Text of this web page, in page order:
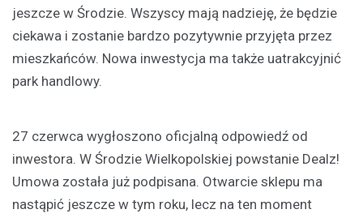
jeszcze w Środzie. Wszyscy mają nadzieję, że będzie
ciekawa i zostanie bardzo pozytywnie przyjęta przez
mieszkańców. Nowa inwestycja ma także uatrakcyjnić
park handlowy.
27 czerwca wygłoszono oficjalną odpowiedź od
inwestora. W Środzie Wielkopolskiej powstanie Dealz!
Umowa została już podpisana. Otwarcie sklepu ma
nastąpić jeszcze w tym roku, lecz na ten moment